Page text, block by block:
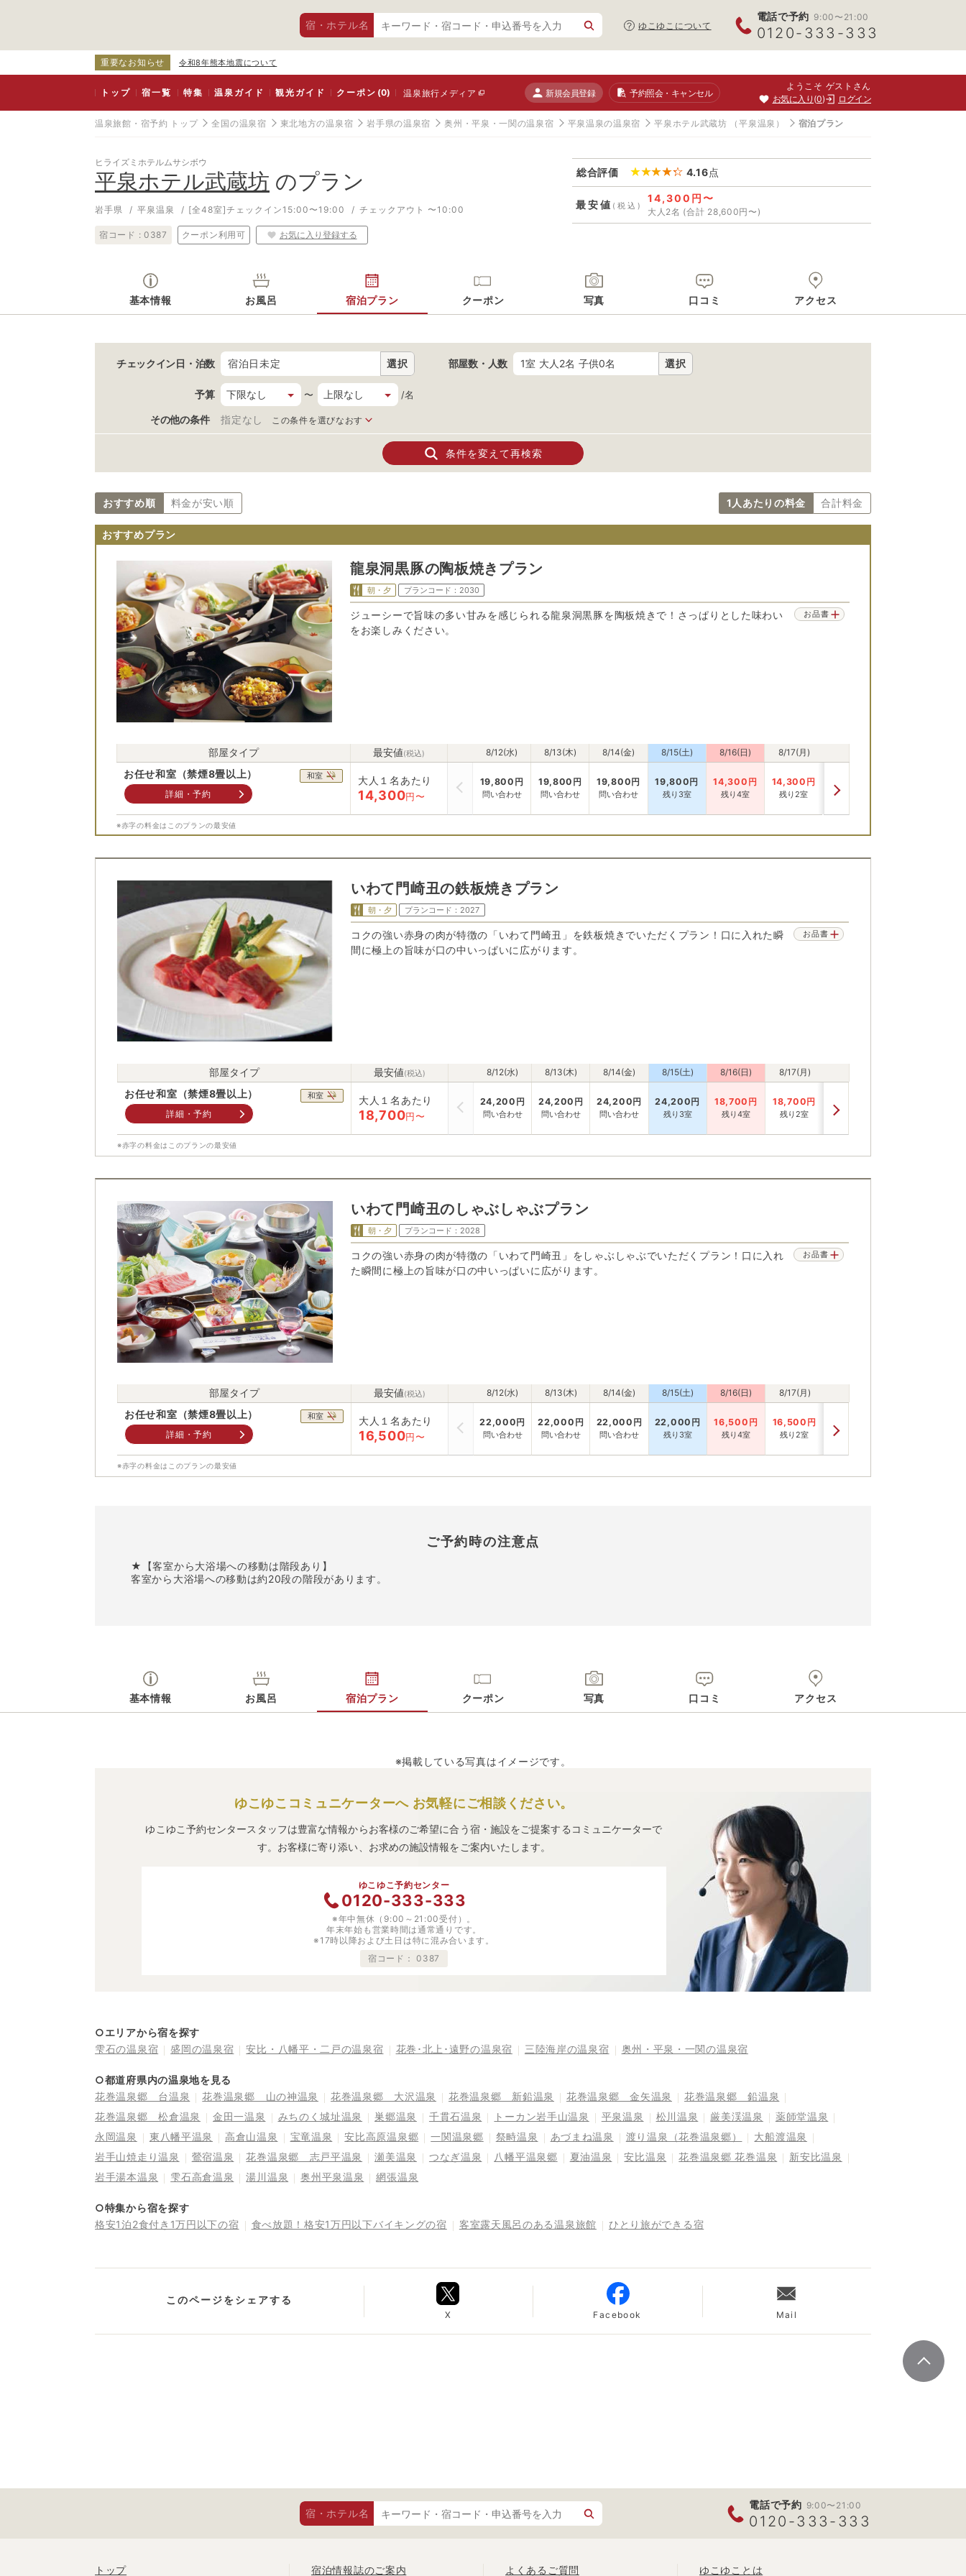
宿・ホテル名 ゆこゆこについて
電話で予約 9:00〜21:00
0120-333-333
重要なお知らせ 令和8年熊本地震について
トップ 宿一覧 特集 温泉ガイド 観光ガイド クーポン(0) 温泉旅行メディア 新規会員登録 予約照会・キャンセル
ようこそ ゲストさん
お気に入り 0 ログイン
温泉旅館・宿予約 トップ 全国の温泉宿 東北地方の温泉宿 岩手県の温泉宿 奥州・平泉・一関の温泉宿 平泉温泉の温泉宿 平泉ホテル武蔵坊 （平泉温泉） 宿泊プラン
ヒライズミホテルムサシボウ
平泉ホテル武蔵坊 のプラン
岩手県 平泉温泉 [全48室]チェックイン15:00〜19:00 チェックアウト 〜10:00
宿コード : 0387 クーポン利用可 お気に入り登録する
総合評価 4.16点
最安値 (税込)
14,300円〜
大人2名 (合計 28,600円〜)
基本情報 お風呂 宿泊プラン クーポン 写真 口コミ アクセス
チェックイン日 ・泊数 宿泊日未定 選択 部屋数・人数 1室 大人2名 子供0名 選択
予算 〜 /名
その他の条件 指定なし この条件を選びなおす
条件を変えて再検索
おすすめ順 料金が安い順 1人あたりの料金 合計料金
おすすめプラン
龍泉洞黒豚の陶板焼きプラン
朝・夕 プランコード： 2030
ジューシーで旨味の多い甘みを感じられる龍泉洞黒豚を陶板焼きで！さっぱりとした味わい
をお楽しみください。
お品書
部屋タイプ 最安値(税込) 8/12(水) 8/13(木) 8/14(金) 8/15(土) 8/16(日) 8/17(月)
お任せ和室（禁煙8畳以上） 和室
詳細・予約
大人１名あたり
14,300円〜
19,800 円
問い合わせ
19,800 円
問い合わせ
19,800円
問い合わせ
19,800円
残り3室
14,300 円
残り4室
14,300 円
残り2室
※赤字の料金はこのプランの最安値
いわて門崎丑の鉄板焼きプラン
朝・夕 プランコード： 2027
コクの強い赤身の肉が特徴の「いわて門崎丑」を鉄板焼きでいただくプラン！口に入れた瞬
間に極上の旨味が口の中いっぱいに広がります。
お品書
部屋タイプ 最安値(税込) 8/12(水) 8/13(木) 8/14(金) 8/15(土) 8/16(日) 8/17(月)
お任せ和室（禁煙8畳以上） 和室
詳細・予約
大人１名あたり
18,700円〜
24,200 円
問い合わせ
24,200 円
問い合わせ
24,200円
問い合わせ
24,200円
残り3室
18,700 円
残り4室
18,700円
残り2室
※赤字の料金はこのプランの最安値
いわて門崎丑のしゃぶしゃぶプラン
朝・夕 プランコード： 2028
コクの強い赤身の肉が特徴の「いわて門崎丑」をしゃぶしゃぶでいただくプラン！口に入れ
た瞬間に極上の旨味が口の中いっぱいに広がります。
お品書
部屋タイプ 最安値(税込) 8/12(水) 8/13(木) 8/14(金) 8/15(土) 8/16(日) 8/17(月)
お任せ和室（禁煙8畳以上） 和室
詳細・予約
大人１名あたり
16,500円〜
22,000円
問い合わせ
22,000 円
問い合わせ
22,000 円
問い合わせ
22,000 円
残り3室
16,500 円
残り4室
16,500 円
残り2室
※赤字の料金はこのプランの最安値
ご予約時の注意点
★【客室から大浴場への移動は階段あり】
客室から大浴場への移動は約20段の階段があります。
基本情報 お風呂 宿泊プラン クーポン 写真 口コミ アクセス
※掲載している写真はイメージです。
ゆこゆこコミュニケーターへ お気軽にご相談ください。
ゆこゆこ予約センタースタッフは豊富な情報からお客様のご希望に合う宿・施設をご提案するコミュニケーターで
す。お客様に寄り添い、お求めの施設情報をご案内いたします。
ゆこゆこ予約センター
0120-333-333
※年中無休（9:00～21:00受付）。
年末年始も営業時間は通常通りです。
※17時以降および土日は特に混み合います。
宿コード：0387
○エリアから宿を探す
雫石の温泉宿
盛岡の温泉宿 安比・八幡平・二戸の温泉宿 花巻･北上･遠野の温泉宿 三陸海岸の温泉宿 奥州・平泉・一関の温泉宿
○都道府県内の温泉地を見る
花巻温泉郷 台温泉
花巻温泉郷 山の神温泉 花巻温泉郷 大沢温泉 花巻温泉郷 新鉛温泉 花巻温泉郷 金矢温泉
花巻温泉郷 鉛温泉
花巻温泉郷 松倉温泉
金田一温泉 みちのく城址温泉 巣郷温泉 千貫石温泉 トーカン岩手山温泉 平泉温泉 松川温泉 厳美渓温泉
薬師堂温泉
永岡温泉
東八幡平温泉 高倉山温泉 宝竜温泉 安比高原温泉郷 一関温泉郷 祭畤温泉 あづまね温泉 渡り温泉（花巻温泉郷）
大船渡温泉
岩手山焼走り温泉
鶯宿温泉 花巻温泉郷 志戸平温泉 瀬美温泉 つなぎ温泉 八幡平温泉郷 夏油温泉 安比温泉 花巻温泉郷 花巻温泉
新安比温泉
岩手湯本温泉
雫石高倉温泉 湯川温泉 奥州平泉温泉 網張温泉
○特集から宿を探す
格安1泊2食付き1万円以下の宿
食べ放題！格安1万円以下バイキングの宿 客室露天風呂のある温泉旅館 ひとり旅ができる宿
このページをシェアする
X Facebook Mail
宿・ホテル名
電話で予約 9:00〜21:00
0120-333-333
トップ 宿泊情報誌のご案内 よくあるご質問 ゆこゆことは